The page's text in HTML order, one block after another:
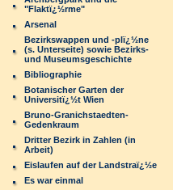
"Flaktï¿½rme"
Arsenal
Bezirkswappen und -plï¿½ne
(s. Unterseite) sowie Bezirks-
und Museumsgeschichte
Bibliographie
Botanischer Garten der
Universitï¿½t Wien
Bruno-Granichstaedten-
Gedenkraum
Dritter Bezirk in Zahlen (in
Arbeit)
Eislaufen auf der Landstraï¿½e
Es war einmal